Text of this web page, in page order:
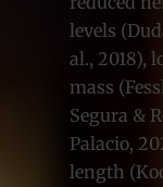
levels
al., 2018),
mass
Segura &
Palacio,
length